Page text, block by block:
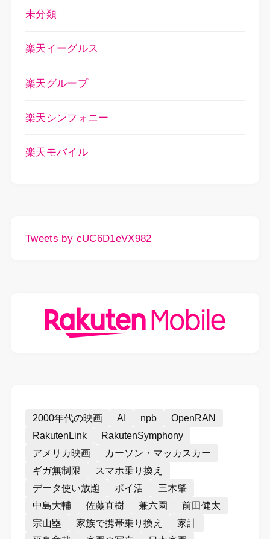
未分類
楽天イーグルス
楽天グループ
楽天シンフォニー
楽天モバイル
Tweets by cUC6D1eVX982
2000年代の映画 AI npb
OpenRAN
RakutenLink
RakutenSymphony
アメリカ映画
カーソン・マッカスカー
ギガ無制限
スマホ乗り換え
データ使い放題
ポイ活
三木肇
中島大輔
佐藤直樹 兼六園
前田健太
宗山塁
家族で携帯乗り換え
家計